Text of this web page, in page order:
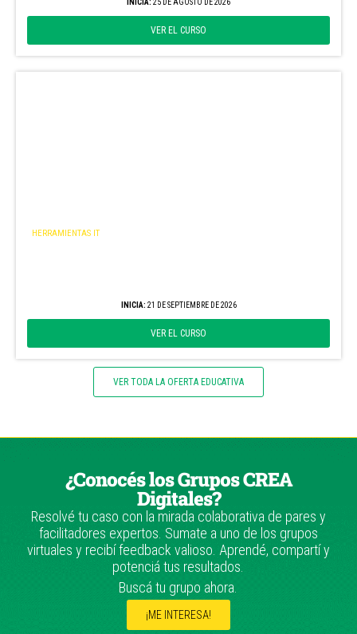
INICIA: 25 DE AGOSTO DE 2026
VER EL CURSO
HERRAMIENTAS IT
INICIA: 21 DE SEPTIEMBRE DE 2026
VER EL CURSO
VER TODA LA OFERTA EDUCATIVA
¿Conocés los Grupos CREA
Digitales?
Resolvé tu caso con la mirada colaborativa de pares y
facilitadores expertos. Sumate a uno de los grupos
virtuales y recibí feedback valioso. Aprendé, compartí y
potenciá tus resultados.
Buscá tu grupo ahora.
¡ME INTERESA!